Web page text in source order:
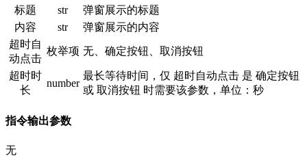
标题 str
弹窗展示的标题
内容
str
弹窗展示的内容
超时自
动点击
枚举项 无、确定按钮、取消按钮
超时时
长
number
最长等待时间，仅 超时自动点击 是 确定按钮
或 取消按钮 时需要该参数，单位：秒
指令输出参数
无